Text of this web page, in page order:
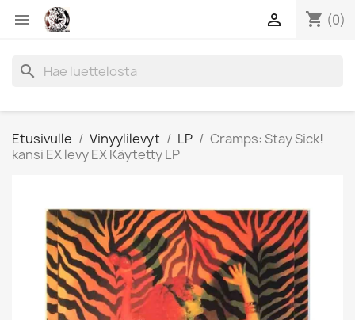
 shopping_cart (0)

search
Etusivulle Vinyylilevyt LP
Cramps: Stay Sick!
kansi EX levy EX Käytetty LP